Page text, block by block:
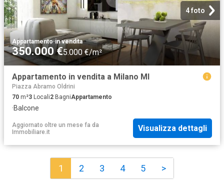
4 foto
Appartamento·in vendita
350.000 €5.000 €/m²
Appartamento in vendita a Milano MI
Piazza Abramo Oldrini
70 m²3 Locali2 BagniAppartamento
·Balcone
Aggiornato oltre un mese fa da
Immobiliare.it
Visualizza dettagli
1 2 3 4 5 >